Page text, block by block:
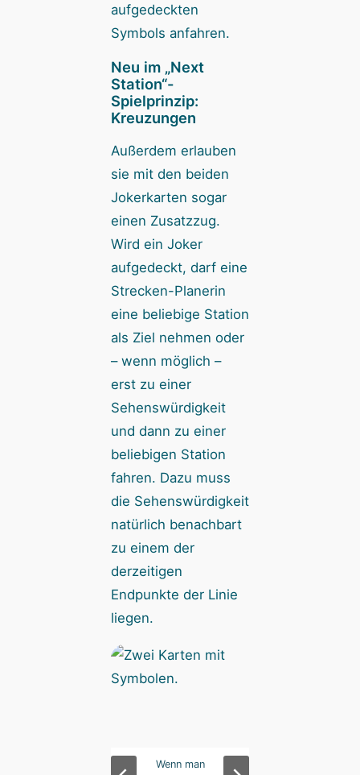
aufgedeckten
Symbols anfahren.
Neu im „Next
Station“-
Spielprinzip:
Kreuzungen
Außerdem erlauben
sie mit den beiden
Jokerkarten sogar
einen Zusatzzug.
Wird ein Joker
aufgedeckt, darf eine
Strecken-Planerin
eine beliebige Station
als Ziel nehmen oder
– wenn möglich –
erst zu einer
Sehenswürdigkeit
und dann zu einer
beliebigen Station
fahren. Dazu muss
die Sehenswürdigkeit
natürlich benachbart
zu einem der
derzeitigen
Endpunkte der Linie
liegen.
Wenn man